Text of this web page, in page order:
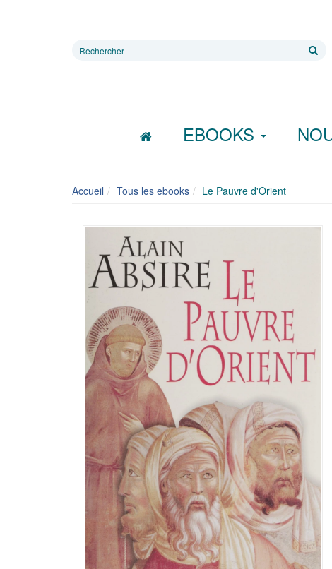
Rechercher
EBOOKS
Accueil Tous les ebooks Le Pauvre d'Orient